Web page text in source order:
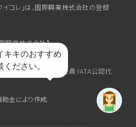
コレ」は、国際興業株式会社の登録
興業株式会社】
０－３
日本旅行業協会正会員 IATA公認代
金により作成